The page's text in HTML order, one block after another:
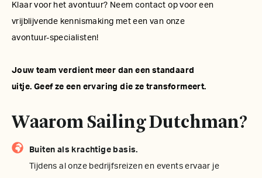
Klaar voor het avontuur? Neem contact op voor een
vrijblijvende kennismaking met een van onze
avontuur-specialisten!
Jouw team verdient meer dan een standaard
uitje. Geef ze een ervaring die ze transformeert.
Waarom Sailing Dutchman?
Buiten als krachtige basis.
Tijdens al onze bedrijfsreizen en events ervaar je